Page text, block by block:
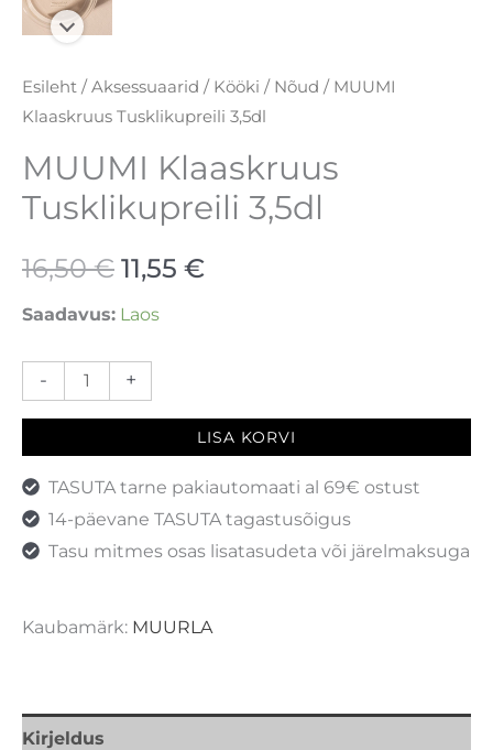
Esileht / Aksessuaarid / Kööki / Nõud / MUUMI
Klaaskruus Tusklikupreili 3,5dl
MUUMI Klaaskruus
Tusklikupreili 3,5dl
16,50€ 11,55 €
Saadavus: Laos
- +
LISA KORVI
TASUTA tarne pakiautomaati al 69€ ostust
14-päevane TASUTA tagastusõigus
Tasu mitmes osas lisatasudeta või järelmaksuga
Kaubamärk: MUURLA
Kirjeldus